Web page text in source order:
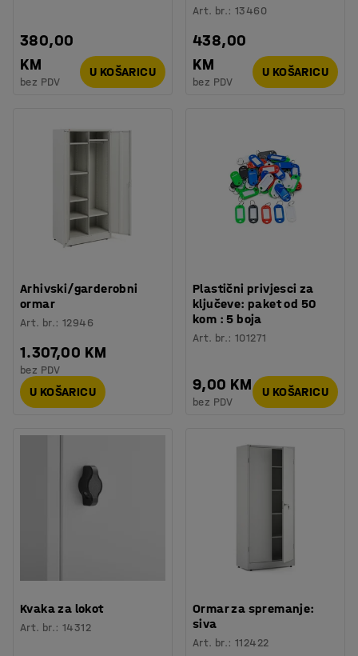
380,00
KM
bez PDV
U KOŠARICU
Art. br.:13460
438,00
KM
bez PDV
U KOŠARICU
Arhivski/garderobni
ormar
Art. br.:12946
1.307,00 KM
bez PDV
U KOŠARICU
Plastični privjesci za
ključeve: paket od 50
kom : 5 boja
Art. br.:101271
9,00 KM
bez PDV
U KOŠARICU
Kvaka za lokot
Art. br.:14312
Ormar za spremanje:
siva
Art. br.:112422